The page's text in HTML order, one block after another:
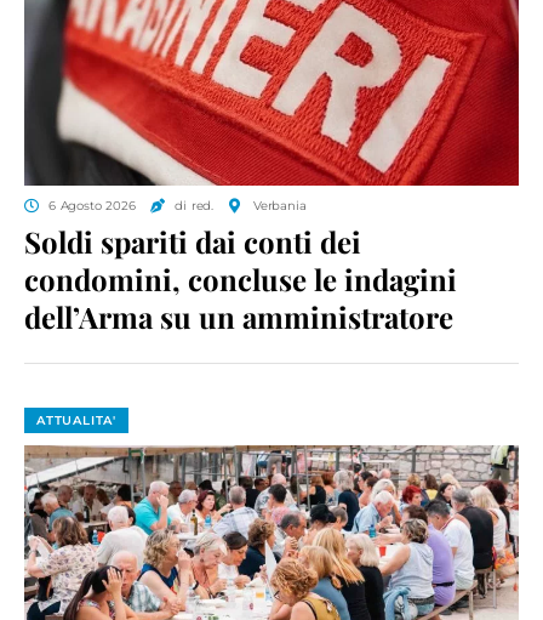
6 Agosto 2026 di red. Verbania
Soldi spariti dai conti dei
condomini, concluse le indagini
dell’Arma su un amministratore
ATTUALITA'